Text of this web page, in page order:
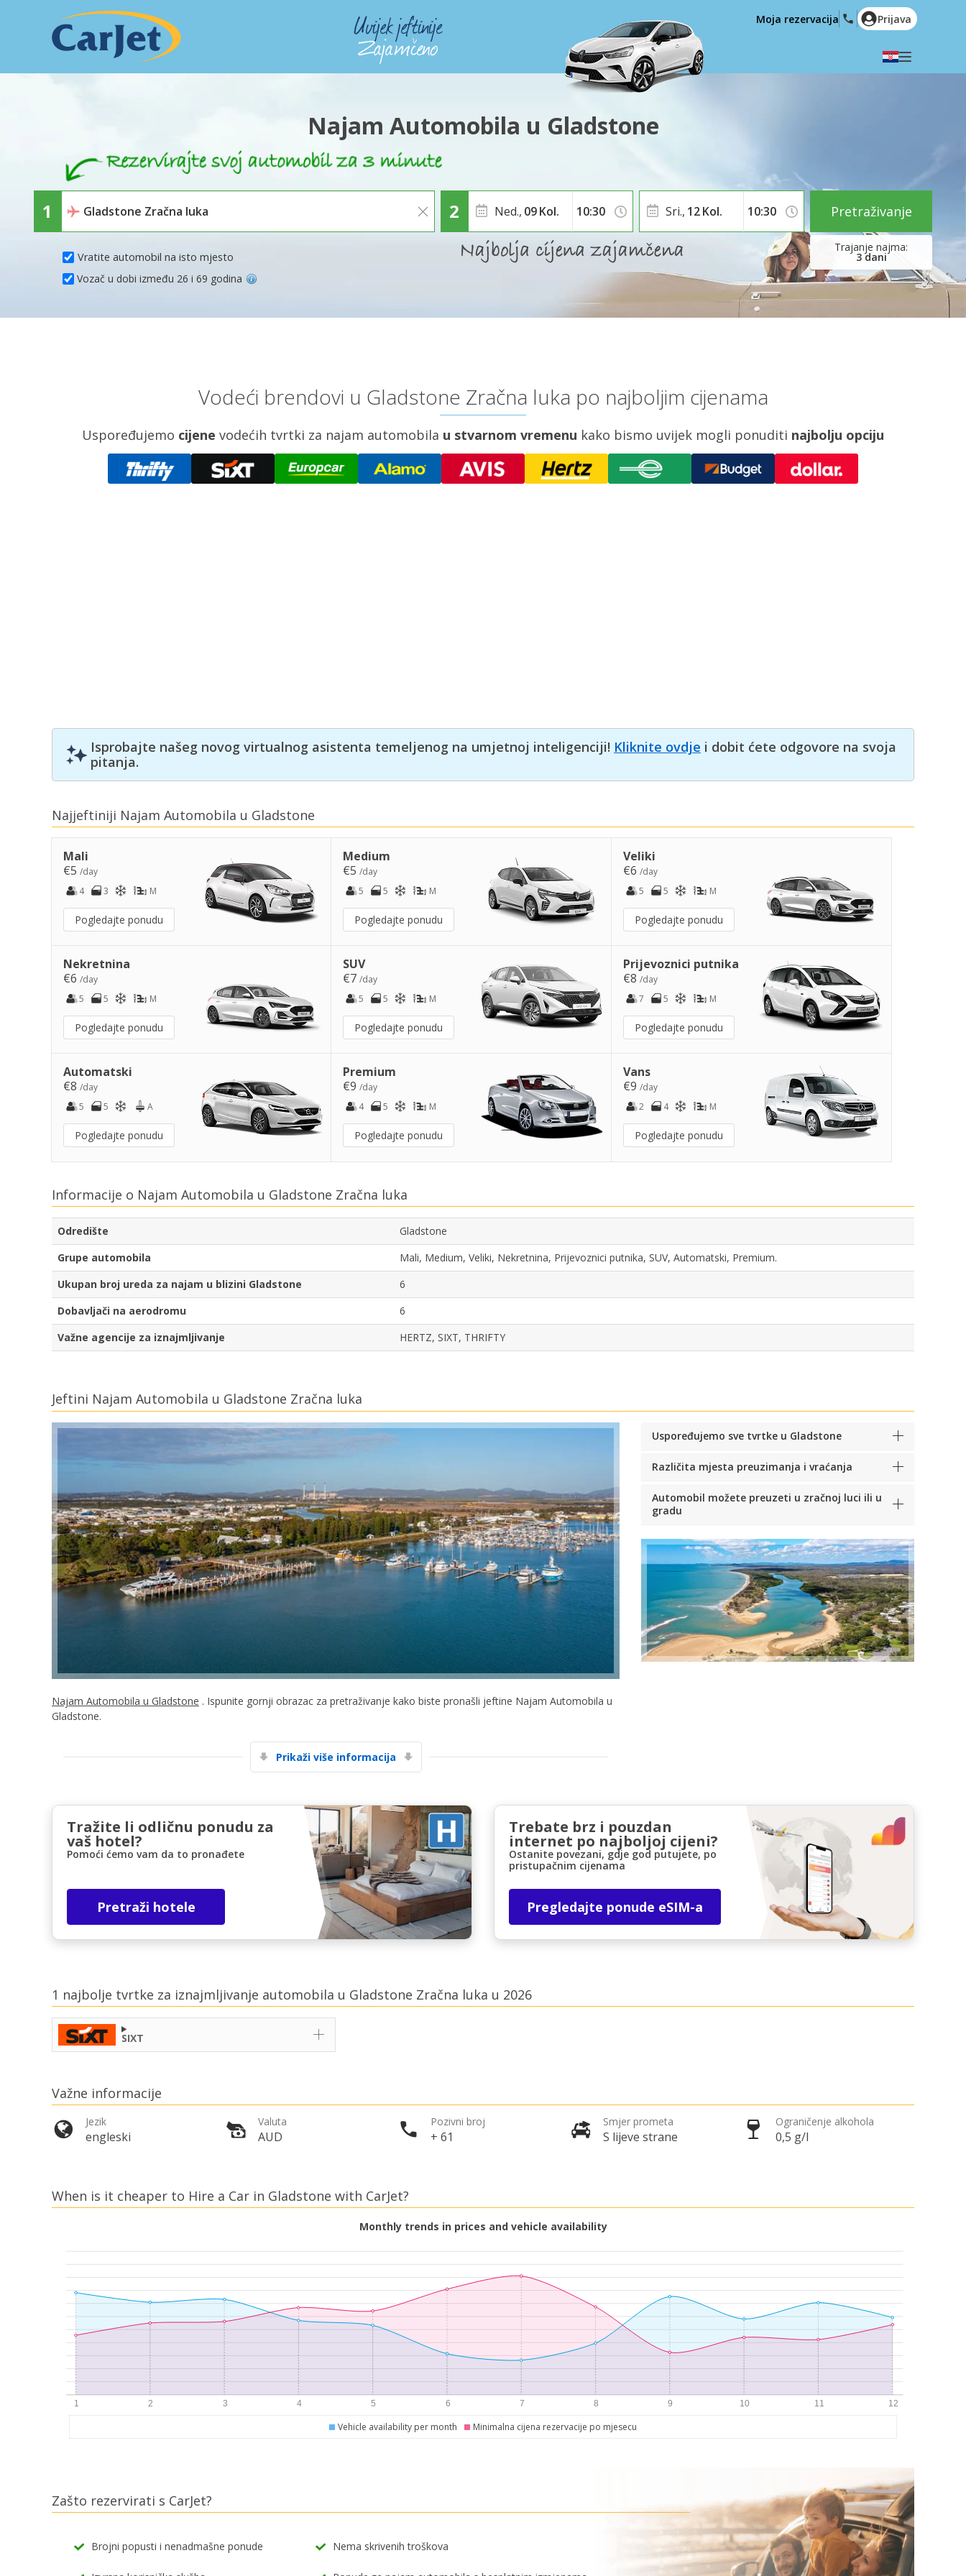
Posebni popusti
Pristupite ekskluzivnim ponudama naših
dobavljača
Prijava putem eLinka
English (US)
Polski
Türkçe
Română
Ελληνικά
Hrvatski
العربية
Moja rezervacija Prijava
Najam Automobila u Gladstone
Vratite automobil na isto mjesto
Ned., 09Kol.
3 dani
Sri., 12Kol.
Vozač u dobi između 26 i 69 godina
Pretraživanje
Vodeći brendovi u Gladstone Zračna luka po najboljim cijenama
Uspoređujemo cijene vodećih tvrtki za najam automobila u stvarnom vremenu kako bismo uvijek mogli ponuditi najbolju opciju
Isprobajte našeg novog virtualnog asistenta temeljenog na umjetnoj inteligenciji! Kliknite ovdje i dobit ćete odgovore na svoja
pitanja.
Najjeftiniji Najam Automobila u Gladstone
Mali
€5 /day
4
3 M
Pogledajte ponudu
Medium
€5/day
5
5 M
Pogledajte ponudu
Veliki
€6 /day
5
5 M
Pogledajte ponudu
Nekretnina
€6 /day
5
5 M
Pogledajte ponudu
SUV
€7/day
5
5 M
Pogledajte ponudu
Prijevoznici putnika
€8 /day
7
5 M
Pogledajte ponudu
Automatski
€8 /day
5
5 A
Pogledajte ponudu
Premium
€9/day
4
5 M
Pogledajte ponudu
Vans
€9 /day
2
4 M
Pogledajte ponudu
Informacije o Najam Automobila u Gladstone Zračna luka
Odredište
Gladstone
Grupe automobila
Mali, Medium, Veliki, Nekretnina, Prijevoznici putnika, SUV, Automatski, Premium.
Ukupan broj ureda za najam u blizini Gladstone
6
Dobavljači na aerodromu
6
Važne agencije za iznajmljivanje
HERTZ, SIXT, THRIFTY
Jeftini Najam Automobila u Gladstone Zračna luka
Najam Automobila u Gladstone . Ispunite gornji obrazac za pretraživanje kako biste pronašli jeftine Najam Automobila u
Gladstone.
Prikaži više informacija
Uspoređujemo sve tvrtke u Gladstone
Različita mjesta preuzimanja i vraćanja
Automobil možete preuzeti u zračnoj luci ili u
gradu
Tražite li odličnu ponudu za
vaš hotel?
Pomoći ćemo vam da to pronađete
Pretraži hotele
Trebate brz i pouzdan
internet po najboljoj cijeni?
Ostanite povezani, gdje god putujete, po
pristupačnim cijenama
Pregledajte ponude eSIM-a
1 najbolje tvrtke za iznajmljivanje automobila u Gladstone Zračna luka u 2026
SIXT
Važne informacije
Jezik
engleski
Valuta
AUD
Pozivni broj
+ 61
Smjer prometa
S lijeve strane
Ograničenje alkohola
0,5 g/l
When is it cheaper to Hire a Car in Gladstone with CarJet?
Monthly trends in prices and vehicle availability
Vehicle availability per month Minimalna cijena rezervacije po mjesecu
Zašto rezervirati s CarJet?
Brojni popusti i nenadmašne ponude Nema skrivenih troškova